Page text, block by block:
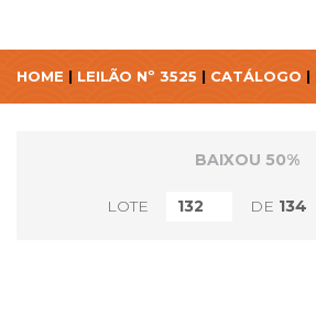
HOME | LEILÃO Nº 3525 | CATÁLOGO |
BAIXOU 50%
LOTE DE 134